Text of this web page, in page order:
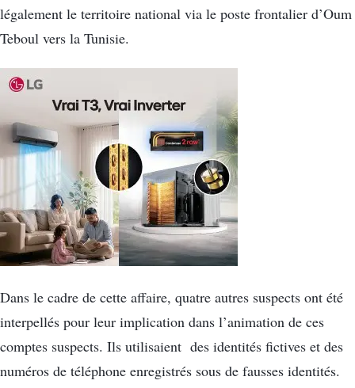
légalement le territoire national via le poste frontalier d’Oum
Teboul vers la Tunisie.
Dans le cadre de cette affaire, quatre autres suspects ont été
interpellés pour leur implication dans l’animation de ces
comptes suspects. Ils utilisaient des identités fictives et des
numéros de téléphone enregistrés sous de fausses identités.